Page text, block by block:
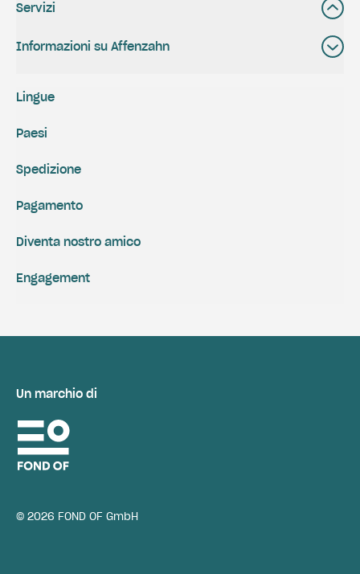
Servizi
Informazioni su Affenzahn
Spedizione
Pagamento
Engagement
Diventa nostro amico
Lingue
Paesi
Un marchio di
© 2026 FOND OF GmbH